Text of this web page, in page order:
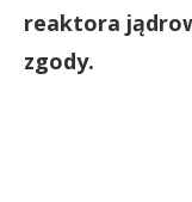
reaktora
zgody.